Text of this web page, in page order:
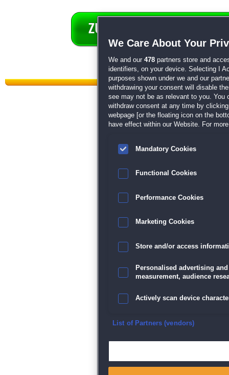
Datenschutz| AGB|Impressum
We Care About Your
We and our 478 partners store and
identifiers, on your device. Selecting I
purposes shown under we and our
withdrawing your consent will disable
see may not be as relevant to you. You
withdraw consent at any time by
webpage [or the floating icon on the
have effect within our Website. For
Mandatory Cookies
Functional Cookies
Performance Cookies
Marketing Cookies
Store and/or access
Personalised advertising
measurement, audience
Actively scan device
Ensure security, prevent
List of Partners (vendors)